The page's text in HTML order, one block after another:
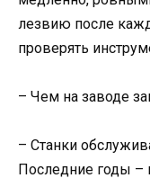
лезвию после
проверять
– Чем на заводе
– Станки
Последние годы –